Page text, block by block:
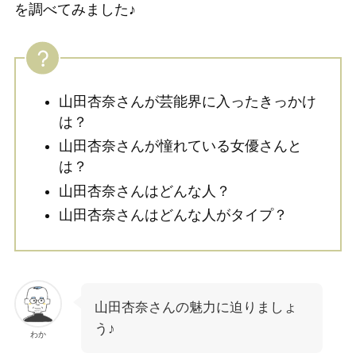
を調べてみました♪
山田杏奈さんが芸能界に入ったきっかけ
は？
山田杏奈さんが憧れている女優さんと
は？
山田杏奈さんはどんな人？
山田杏奈さんはどんな人がタイプ？
わか
山田杏奈さんの魅力に迫りましょ
う♪